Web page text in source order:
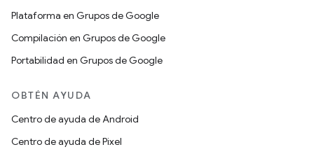
Plataforma en Grupos de Google
Compilación en Grupos de Google
Portabilidad en Grupos de Google
OBTÉN AYUDA
Centro de ayuda de Android
Centro de ayuda de Pixel